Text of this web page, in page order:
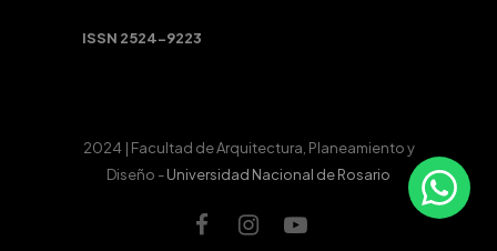
ISSN 2524-9223
2024 | Facultad de Arquitectura, Planeamiento y
Diseño -Universidad Nacional de Rosario